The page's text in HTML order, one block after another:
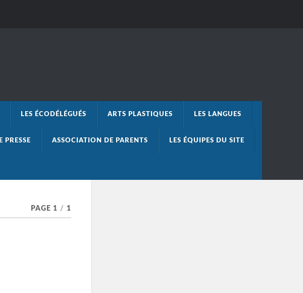
LES ÉCODÉLÉGUÉS ARTS PLASTIQUES LES LANGUES
PRESSE ASSOCIATION DE PARENTS LES ÉQUIPES DU SITE
PAGE 1 / 1